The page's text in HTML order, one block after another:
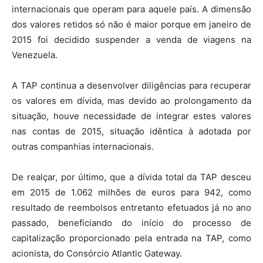
internacionais que operam para aquele país. A dimensão
dos valores retidos só não é maior porque em janeiro de
2015 foi decidido suspender a venda de viagens na
Venezuela.
A TAP continua a desenvolver diligências para recuperar
os valores em dívida, mas devido ao prolongamento da
situação, houve necessidade de integrar estes valores
nas contas de 2015, situação idêntica à adotada por
outras companhias internacionais.
De realçar, por último, que a dívida total da TAP desceu
em 2015 de 1.062 milhões de euros para 942, como
resultado de reembolsos entretanto efetuados já no ano
passado, beneficiando do início do processo de
capitalização proporcionado pela entrada na TAP, como
acionista, do Consórcio Atlantic Gateway.